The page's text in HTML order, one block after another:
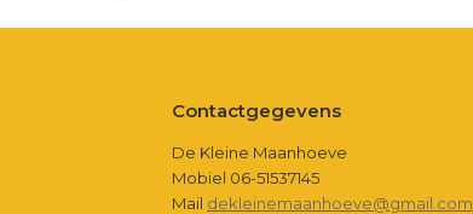
Contactgegevens
De Kleine Maanhoeve
Mobiel 06-51537145
Mail dekleinemaanhoeve@gmail.com